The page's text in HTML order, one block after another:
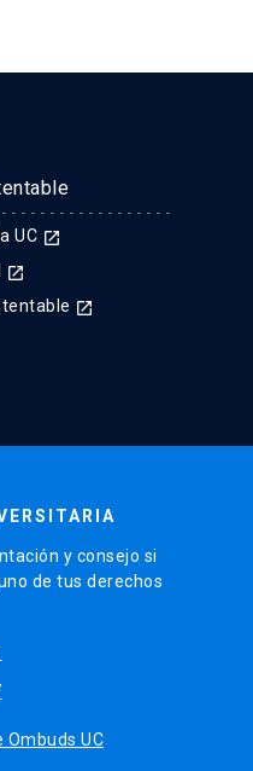
UC launch
launch
launch
y consejo si
de tus derechos
Ombuds UC